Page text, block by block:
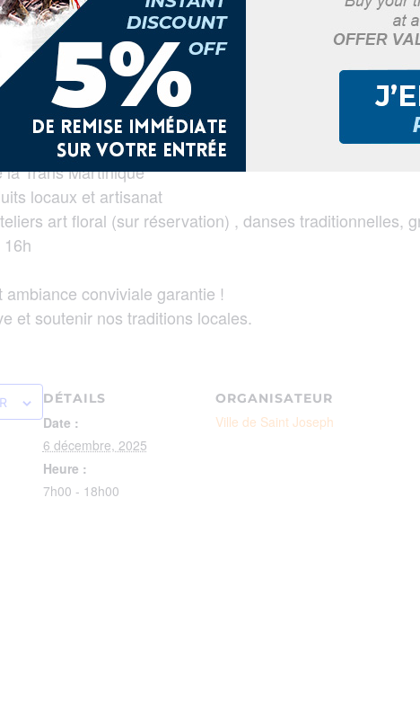
de la TransMartinique !
la Trans Martinique
locaux et artisanat
art floral (sur réservation) , danses traditionnelles,
conviviale garantie !
et soutenir nos traditions locales.
DÉTAILS
Date :
6 décembre, 2025
Heure :
7h00 - 18h00
ORGANISATEUR
Ville de Saint Joseph